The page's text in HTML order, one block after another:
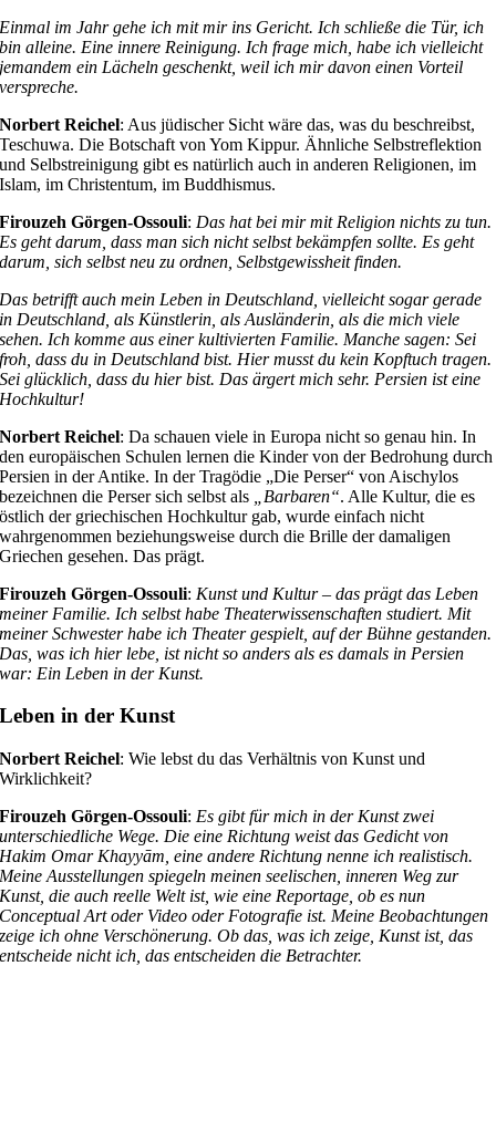
Einmal im Jahr gehe ich mit mir ins Gericht. Ich schließe die Tür, ich
bin alleine. Eine innere Reinigung. Ich frage mich, habe ich vielleicht
jemandem ein Lächeln geschenkt, weil ich mir davon einen Vorteil
verspreche.
Norbert Reichel: Aus jüdischer Sicht wäre das, was du beschreibst,
Teschuwa. Die Botschaft von Yom Kippur. Ähnliche Selbstreflektion
und Selbstreinigung gibt es natürlich auch in anderen Religionen, im
Islam, im Christentum, im Buddhismus.
Firouzeh Görgen-Ossouli: Das hat bei mir mit Religion nichts zu tun.
Es geht darum, dass man sich nicht selbst bekämpfen sollte. Es geht
darum, sich selbst neu zu ordnen, Selbstgewissheit finden.
Das betrifft auch mein Leben in Deutschland, vielleicht sogar gerade
in Deutschland, als Künstlerin, als Ausländerin, als die mich viele
sehen. Ich komme aus einer kultivierten Familie. Manche sagen: Sei
froh, dass du in Deutschland bist. Hier musst du kein Kopftuch tragen.
Sei glücklich, dass du hier bist. Das ärgert mich sehr. Persien ist eine
Hochkultur!
Norbert Reichel: Da schauen viele in Europa nicht so genau hin. In
den europäischen Schulen lernen die Kinder von der Bedrohung durch
Persien in der Antike. In der Tragödie „Die Perser“ von Aischylos
bezeichnen die Perser sich selbst als
„Barbaren“. Alle Kultur, die es
östlich der griechischen Hochkultur gab, wurde einfach nicht
wahrgenommen beziehungsweise durch die Brille der damaligen
Griechen gesehen. Das prägt.
Firouzeh Görgen-Ossouli: Kunst und Kultur – das prägt das Leben
meiner Familie. Ich selbst habe Theaterwissenschaften studiert. Mit
meiner Schwester habe ich Theater gespielt, auf der Bühne gestanden.
Das, was ich hier lebe, ist nicht so anders als es damals in Persien
war: Ein Leben in der Kunst.
Leben in der Kunst
Norbert Reichel: Wie lebst du das Verhältnis von Kunst und
Wirklichkeit?
Firouzeh Görgen-Ossouli: Es gibt für mich in der Kunst zwei
unterschiedliche Wege. Die eine Richtung weist das Gedicht von
Hakim Omar Khayyām, eine andere Richtung nenne ich realistisch.
Meine Ausstellungen spiegeln meinen seelischen, inneren Weg zur
Kunst, die auch reelle Welt ist, wie eine Reportage, ob es nun
Conceptual Art oder Video oder Fotografie ist. Meine Beobachtungen
zeige ich ohne Verschönerung. Ob das, was ich zeige, Kunst ist, das
entscheide nicht ich, das entscheiden die Betrachter.